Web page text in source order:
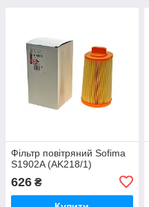
Фільтр повітряний Sofima
S1902A (AK218/1)
626 ₴